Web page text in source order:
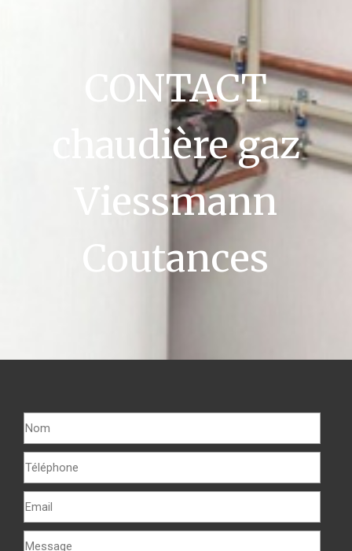
CONTACT
chaudière gaz
Viessmann
Coutances